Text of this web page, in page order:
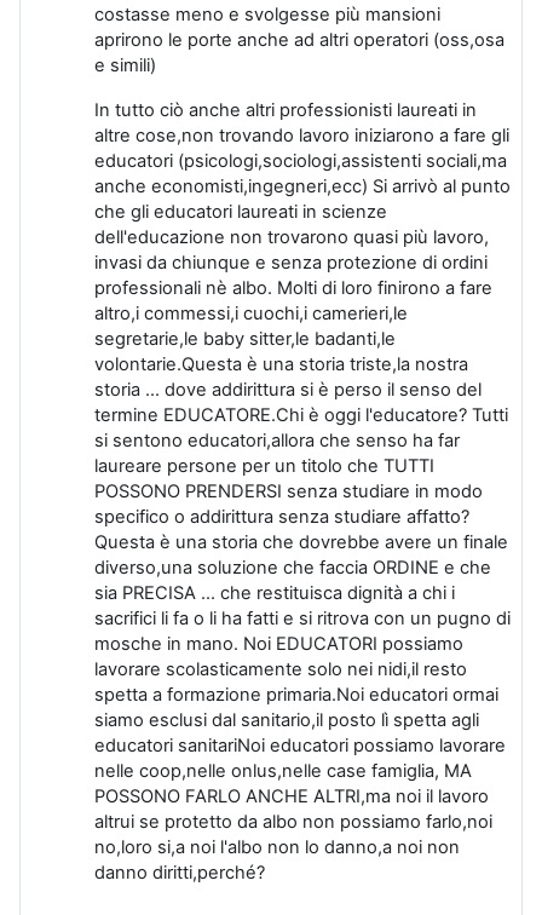
costasse meno e svolgesse più mansioni
aprirono le porte anche ad altri operatori (oss,osa
e simili)
In tutto ciò anche altri professionisti laureati in
altre cose,non trovando lavoro iniziarono a fare gli
educatori (psicologi,sociologi,assistenti sociali,ma
anche economisti,ingegneri,ecc) Si arrivò al punto
che gli educatori laureati in scienze
dell'educazione non trovarono quasi più lavoro,
invasi da chiunque e senza protezione di ordini
professionali nè albo. Molti di loro finirono a fare
altro,i commessi,i cuochi,i camerieri,le
segretarie,le baby sitter,le badanti,le
volontarie.Questa è una storia triste,la nostra
storia ... dove addirittura si è perso il senso del
termine EDUCATORE.Chi è oggi l'educatore? Tutti
si sentono educatori,allora che senso ha far
laureare persone per un titolo che TUTTI
POSSONO PRENDERSI senza studiare in modo
specifico o addirittura senza studiare affatto?
Questa è una storia che dovrebbe avere un finale
diverso,una soluzione che faccia ORDINE e che
sia PRECISA ... che restituisca dignità a chi i
sacrifici li fa o li ha fatti e si ritrova con un pugno di
mosche in mano. Noi EDUCATORI possiamo
lavorare scolasticamente solo nei nidi,il resto
spetta a formazione primaria.Noi educatori ormai
siamo esclusi dal sanitario,il posto lì spetta agli
educatori sanitariNoi educatori possiamo lavorare
nelle coop,nelle onlus,nelle case famiglia, MA
POSSONO FARLO ANCHE ALTRI,ma noi il lavoro
altrui se protetto da albo non possiamo farlo,noi
no,loro si,a noi l'albo non lo danno,a noi non
danno diritti,perché?